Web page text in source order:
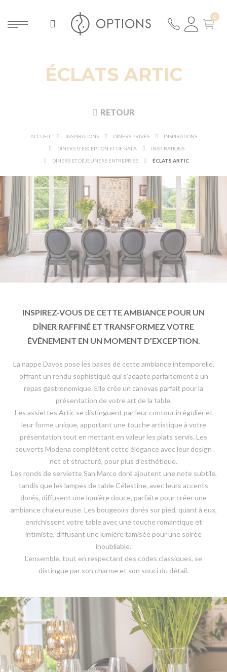
ÉCLATS ARTIC
RETOUR
ACCUEIL INSPIRATIONS DÎNERS PRIVÉS
INSPIRATIONS
DÎNERS D'EXCEPTION ET DE GALA
INSPIRATIONS
DÎNERS ET DÉJEUNERS ENTREPRISE
ÉCLATS ARTIC
INSPIREZ-VOUS DE CETTE AMBIANCE POUR UN
DÎNER RAFFINÉ ET TRANSFORMEZ VOTRE
ÉVÉNEMENT EN UN MOMENT D’EXCEPTION.
La nappe Davos pose les bases de cette ambiance intemporelle,
offrant un rendu sophistiqué qui s’adapte parfaitement à un
repas gastronomique. Elle crée un canevas parfait pour la
présentation de votre art de la table.
Les assiettes Artic se distinguent par leur contour irrégulier et
leur forme unique, apportant une touche artistique à votre
présentation tout en mettant en valeur les plats servis. Les
couverts Modena complètent cette élégance avec leur design
net et structuré, pour plus d'esthétique.
Les ronds de serviette San Marco doré ajoutent une note subtile,
tandis que les lampes de table Célestine, avec leurs accents
dorés, diffusent une lumière douce, parfaite pour créer une
ambiance chaleureuse. Les bougeoirs dorés sur pied, quant à eux,
enrichissent votre table avec une touche romantique et
intimiste, diffusant une lumière tamisée pour une soirée
inoubliable.
L’ensemble, tout en respectant des codes classiques, se
distingue par son charme et son souci du détail.